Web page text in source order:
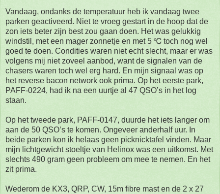
Vandaag, ondanks de temperatuur heb ik vandaag twee
parken geactiveerd. Niet te vroeg gestart in de hoop dat de
zon iets beter zijn best zou gaan doen. Het was gelukkig
windstil, met een mager zonnetje en met 5 ℃ toch nog wel
goed te doen. Condities waren niet echt slecht, maar er was
volgens mij niet zoveel aanbod, want de signalen van de
chasers waren toch wel erg hard. En mijn signaal was op
het reverse bacon network ook prima. Op het eerste park,
PAFF-0224, had ik na een uurtje al 47 QSO’s in het log
staan.
Op het tweede park, PAFF-0147, duurde het iets langer om
aan de 50 QSO’s te komen. Ongeveer anderhalf uur. In
beide parken kon ik helaas geen picknicktafel vinden. Maar
mijn lichtgewicht stoeltje van Helinox was een uitkomst. Met
slechts 490 gram geen probleem om mee te nemen. En het
zit prima.
Wederom de KX3, QRP, CW, 15m fibre mast en de 2 x 27